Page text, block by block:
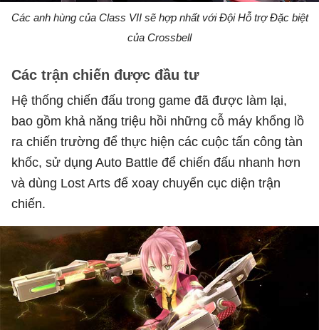
Các anh hùng của Class VII sẽ hợp nhất với Đội Hỗ trợ Đặc biệt
của Crossbell
Các trận chiến được đầu tư
Hệ thống chiến đấu trong game đã được làm lại,
bao gồm khả năng triệu hồi những cỗ máy khổng lồ
ra chiến trường để thực hiện các cuộc tấn công tàn
khốc, sử dụng Auto Battle để chiến đấu nhanh hơn
và dùng Lost Arts để xoay chuyển cục diện trận
chiến.